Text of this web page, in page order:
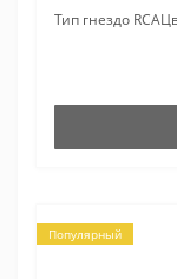
Тип гнездо
Популярный